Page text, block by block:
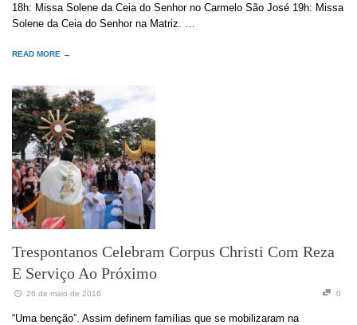
18h: Missa Solene da Ceia do Senhor no Carmelo São José 19h: Missa
Solene da Ceia do Senhor na Matriz. …
READ MORE →
Trespontanos Celebram Corpus Christi Com Reza
E Serviço Ao Próximo
26 de maio de 2016 0
“Uma benção”. Assim definem famílias que se mobilizaram na